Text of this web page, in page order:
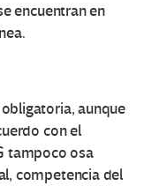
encuentran en
aunque
con el
tampoco osa
competencia del